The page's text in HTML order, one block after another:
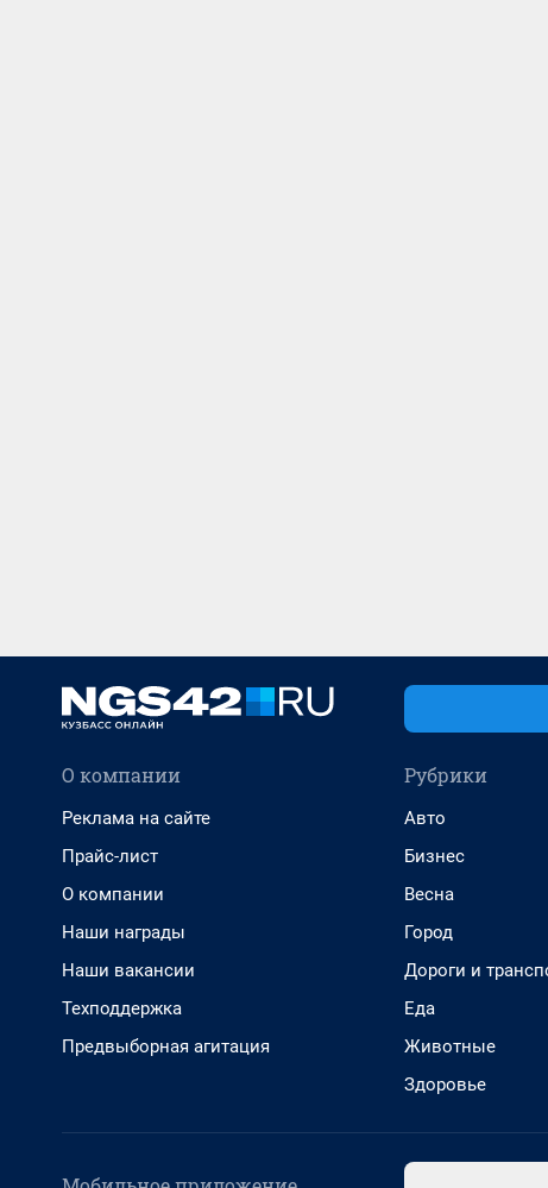
О компании
Реклама на сайте
Прайс-лист
О компании
Наши награды
Наши вакансии
Техподдержка
Предвыборная агитация
Рубрики
Авто
Бизнес
Весна
Город
Дороги и
Еда
Животные
Здоровье